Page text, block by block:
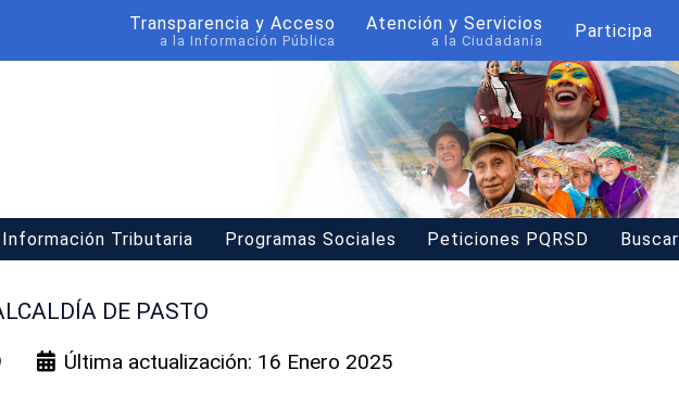
Transparencia y Acceso
a la Información Pública
Atención y Servicios
a la Ciudadanía Participa
Información Tributaria Programas Sociales Peticiones PQRSD Buscar
DE PASTO
Última actualización: 16 Enero 2025